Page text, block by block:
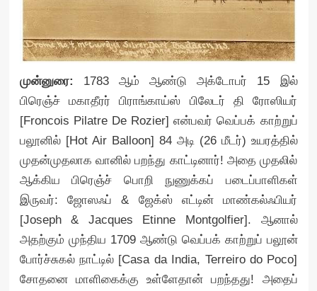
முன்னுரை: 1783 ஆம் ஆண்டு அக்டோபர் 15 இல்
பிரெஞ்ச் மகாதீரர் பிராங்காய்ஸ் பிலேடர் தி ரோஸியர்
[Froncois Pilatre De Rozier] என்பவர் வெப்பக் காற்றுப்
பலூனில் [Hot Air Balloon] 84 அடி (26 மீடர்) உயரத்தில்
முதன்முதலாக வானில் பறந்து காட்டினார்! அதை முதலில்
ஆக்கிய பிரெஞ்ச் பொறி நுணுக்கப் படைப்பாளிகள்
இருவர்: ஜோஸஃப் & ஜேக்ஸ் எட்டின் மாண்கல்ஃபியர்
[Joseph & Jacques Etinne Montgolfier]. ஆனால்
அதற்கும் முந்திய 1709 ஆண்டு வெப்பக் காற்றுப் பலூன்
போர்ச்சுகல் நாட்டில் [Casa da India, Terreiro do Poco]
சோதனை மாளிகைக்கு உள்ளேதான் பறந்தது! அதைப்